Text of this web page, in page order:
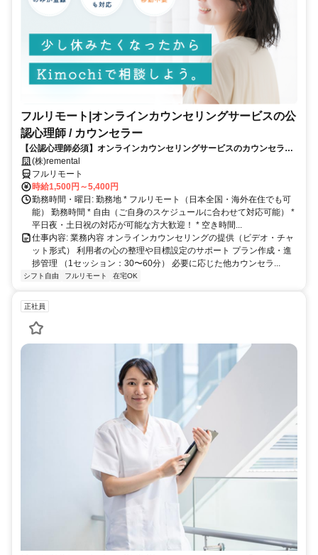
フルリモート|オンラインカウンセリングサービスの公
認心理師 / カウンセラー
【公認心理師必須】オンラインカウンセリングサービスのカウンセラー
募集｜30-50代女性活躍中
(株)remental
フルリモート
時給1,500円～5,400円
勤務時間・曜日: 勤務地 * フルリモート（日本全国・海外在住でも可
能） 勤務時間 * 自由（ご自身のスケジュールに合わせて対応可能） *
平日夜・土日祝の対応が可能な方大歓迎！ * 空き時間...
仕事内容: 業務内容 オンラインカウンセリングの提供（ビデオ・チャ
ット形式） 利用者の心の整理や目標設定のサポート プラン作成・進
捗管理 （1セッション：30〜60分） 必要に応じた他カウンセラ...
シフト自由 フルリモート 在宅OK
正社員